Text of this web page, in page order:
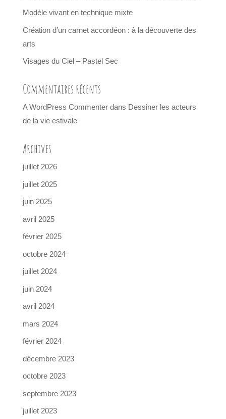
Modèle vivant en technique mixte
Création d’un carnet accordéon : à la découverte des
arts
Visages du Ciel – Pastel Sec
Commentaires récents
A WordPress Commenterdans Dessiner les acteurs
de la vie estivale
Archives
juillet 2026
juillet 2025
juin 2025
avril 2025
février 2025
octobre 2024
juillet 2024
juin 2024
avril 2024
mars 2024
février 2024
décembre 2023
octobre 2023
septembre 2023
juillet 2023